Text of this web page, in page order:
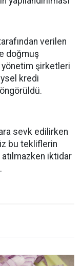
verilen
doğmuş
yönetim şirketleri
kredi
öngörüldü.
sevk edilirken
bu tekliflerin
atılmazken iktidar